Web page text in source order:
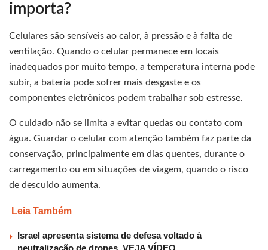
importa?
Celulares são sensíveis ao calor, à pressão e à falta de
ventilação. Quando o celular permanece em locais
inadequados por muito tempo, a temperatura interna pode
subir, a bateria pode sofrer mais desgaste e os
componentes eletrônicos podem trabalhar sob estresse.
O cuidado não se limita a evitar quedas ou contato com
água. Guardar o celular com atenção também faz parte da
conservação, principalmente em dias quentes, durante o
carregamento ou em situações de viagem, quando o risco
de descuido aumenta.
Leia Também
Israel apresenta sistema de defesa voltado à
neutralização de drones, VEJA VÍDEO